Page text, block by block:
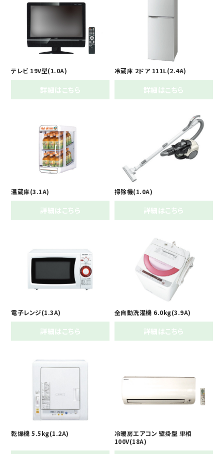
テレビ 19V型(1.0A)
詳細はこちら
冷蔵庫 2ドア 111L(2.4A)
詳細はこちら
温蔵庫(3.1A)
詳細はこちら
掃除機(1.0A)
詳細はこちら
電子レンジ(1.3A)
詳細はこちら
全自動洗濯機 6.0kg(3.9A)
詳細はこちら
乾燥機 5.5kg(1.2A)
冷暖房エアコン 壁掛型 単相
100V(18A)